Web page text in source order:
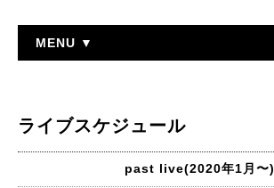
MENU ▼
ライブスケジュール
past live(2020年1月〜)